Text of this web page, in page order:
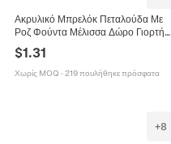
Ακρυλικό Μπρελόκ Πεταλούδα Με
Ροζ Φούντα Μέλισσα Δώρο Γιορτή
Της Μητέρας Για Κόρη Σύζυγο Μαμά
Γιαγιά Αδελφή Κοσμήματα Μπρελόκ
$1.31
Χωρίς MOQ · 219 πουλήθηκε πρόσφατα
+8